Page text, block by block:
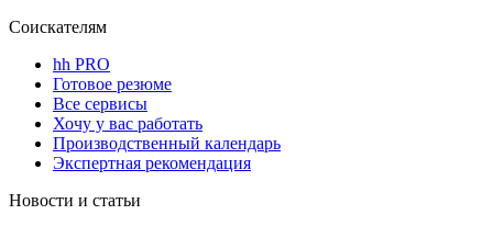
Соискателям
hh PRO
Готовое резюме
Все сервисы
Хочу у вас работать
Производственный календарь
Экспертная рекомендация
Новости и статьи